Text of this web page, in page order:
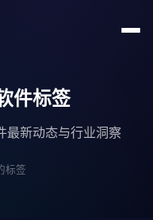
件标签
最新动态与行业洞察
标签